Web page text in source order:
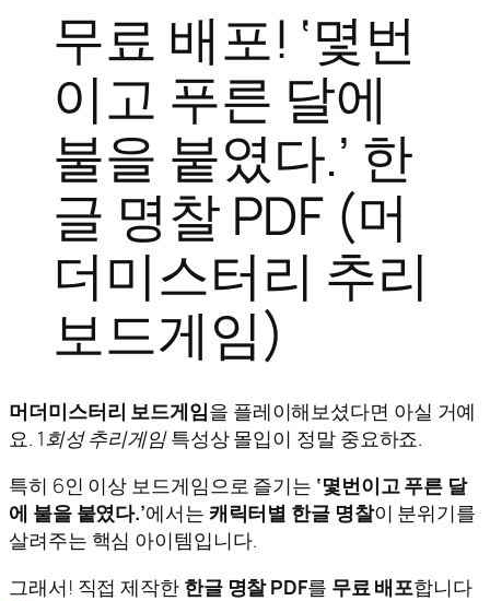
무료 배포! ‘몇번
이고 푸른 달에
불을 붙였다.’ 한
글 명찰 PDF (머
더미스터리 추리
보드게임)
머더미스터리 보드게임을 플레이해보셨다면 아실 거예
요. 1회성 추리게임특성상 몰입이 정말 중요하죠.
특히 6인 이상 보드게임으로 즐기는 ‘몇번이고 푸른 달
에 불을 붙였다.’에서는 캐릭터별 한글 명찰이 분위기를
살려주는 핵심 아이템입니다.
그래서! 직접 제작한 한글 명찰 PDF를 무료 배포합니다